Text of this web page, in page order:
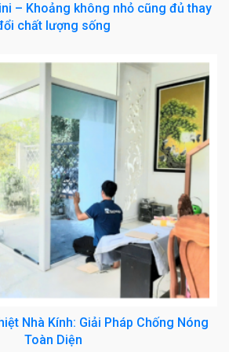
– Khoảng không nhỏ cũng đủ thay
chất lượng sống
Nhà Kính: Giải Pháp Chống Nóng
Toàn Diện